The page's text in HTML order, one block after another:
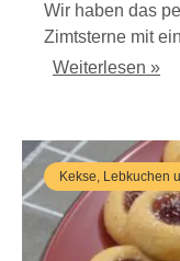
Wir haben das
Zimtsterne mit
Weiterlesen »
Kekse, Lebkuchen